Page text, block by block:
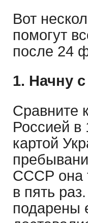
Вот
помогут
после 24
1. Начну
Сравните
Россией в
картой
СССР она
в пять
подарены